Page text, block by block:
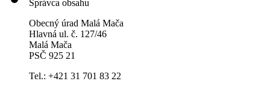
Správca obsahu
Obecný úrad Malá Mača
Hlavná ul. č. 127/46
Malá Mača
PSČ 925 21
Tel.: +421 31 701 83 22